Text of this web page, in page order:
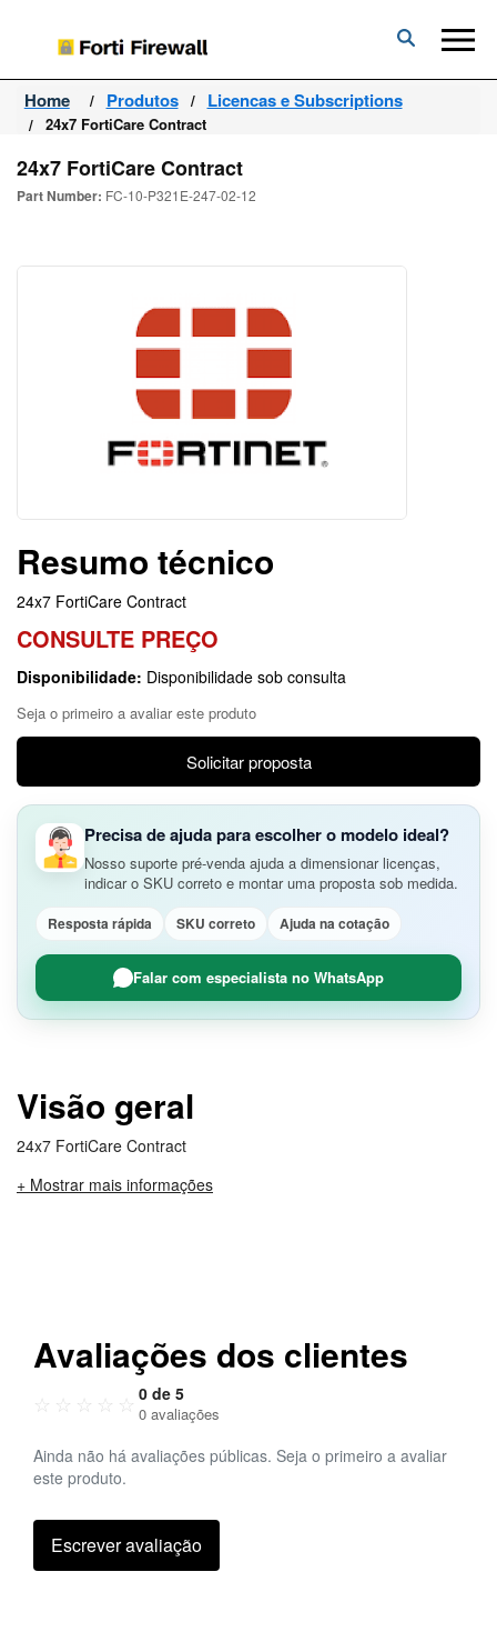
Forti
Firewall
Home Produtos Licencas e Subscriptions
24x7 FortiCare Contract
24x7 FortiCare Contract
Part Number: FC-10-P321E-247-02-12
Resumo técnico
24x7 FortiCare Contract
CONSULTE PREÇO
Disponibilidade: Disponibilidade sob consulta
Seja o primeiro a avaliar este produto
Solicitar proposta
Precisa de ajuda para escolher o modelo ideal?
Nosso suporte pré-venda ajuda a dimensionar licenças,
indicar o SKU correto e montar uma proposta sob medida.
Resposta rápida SKU correto Ajuda na cotação
Falar com especialista no WhatsApp
Visão geral
24x7 FortiCare Contract
+ Mostrar mais informações
Avaliações dos clientes
☆ ☆ ☆ ☆ ☆ 0 de 5
0 avaliações
Ainda não há avaliações públicas. Seja o primeiro a avaliar
este produto.
Escrever avaliação